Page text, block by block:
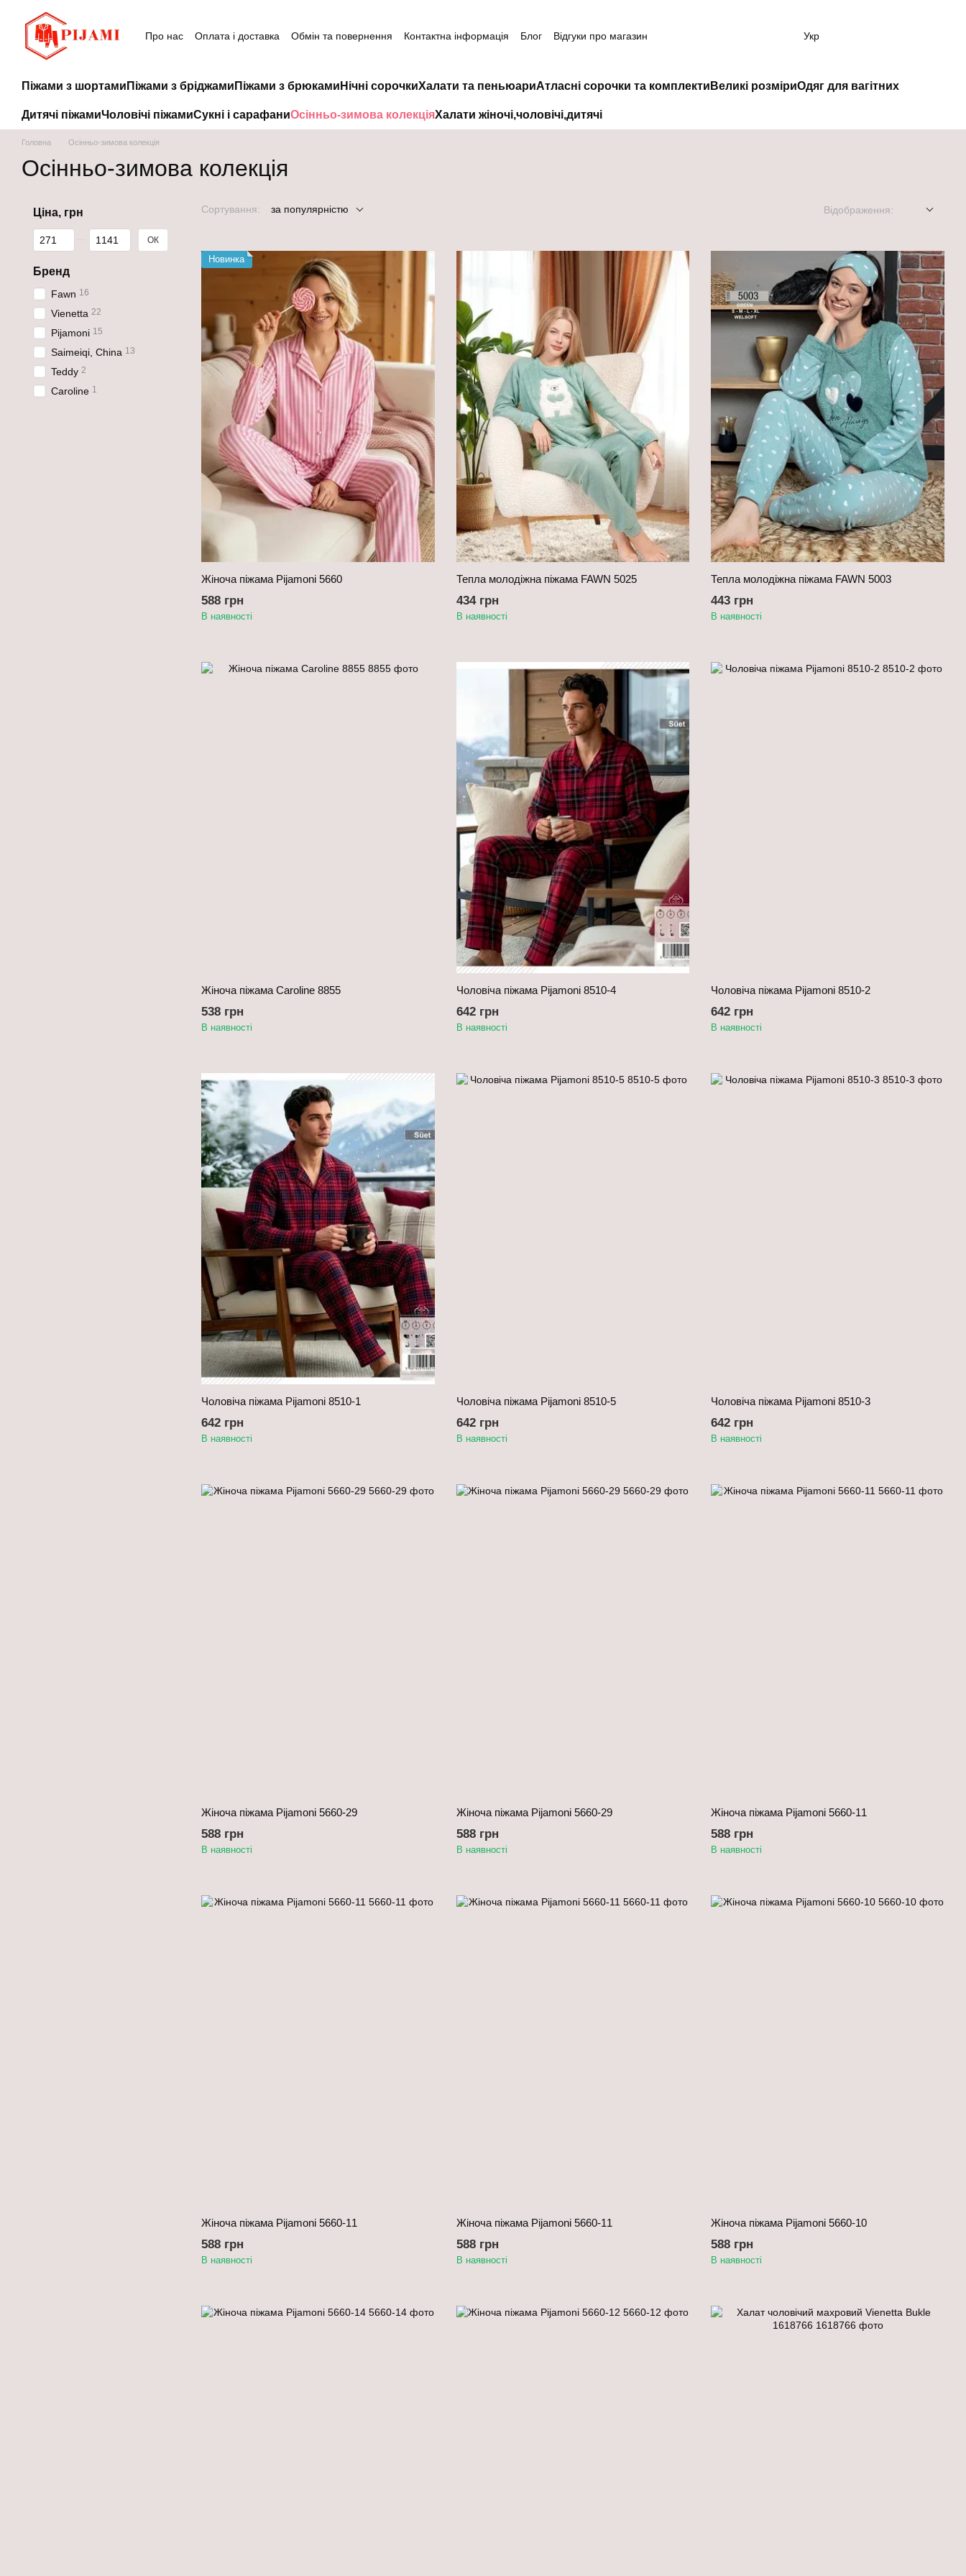
Перейти до основного контенту
Про нас Оплата і доставка Обмін та повернення Контактна інформація Блог Відгуки про магазин Укр
Піжами з шортами Піжами з бріджами Піжами з брюками Нічні сорочкиХалати та пеньюариАтласні сорочки та комплекти Великі розміриОдяг для вагітних
Дитячі піжамиЧоловічі піжамиСукні і сарафаниОсінньо-зимова колекціяХалати жіночі,чоловічі,дитячі
Головна Осінньо-зимова колекція
Осінньо-зимова колекція
Сортування: за популярністю Відображення:
Новинка
Жіноча піжама Pijamoni 5660
588 грн
В наявності
Тепла молодіжна піжама FAWN 5025
434 грн
В наявності
Тепла молодіжна піжама FAWN 5003
443 грн
В наявності
Жіноча піжама Caroline 8855
538 грн
В наявності
Чоловіча піжама Pijamoni 8510-4
642 грн
В наявності
Чоловіча піжама Pijamoni 8510-2
642 грн
В наявності
Чоловіча піжама Pijamoni 8510-1
642 грн
В наявності
Чоловіча піжама Pijamoni 8510-5
642 грн
В наявності
Чоловіча піжама Pijamoni 8510-3
642 грн
В наявності
Жіноча піжама Pijamoni 5660-29
588 грн
В наявності
Жіноча піжама Pijamoni 5660-29
588 грн
В наявності
Жіноча піжама Pijamoni 5660-11
588 грн
В наявності
Жіноча піжама Pijamoni 5660-11
588 грн
В наявності
Жіноча піжама Pijamoni 5660-11
588 грн
В наявності
Жіноча піжама Pijamoni 5660-10
588 грн
В наявності
Ціна, грн
Від Ціна, грн
До Ціна, грн ОК
Бренд
Fawn 16
Vienetta 22
Pijamoni 15
Saimeiqi, China 13
Teddy 2
Caroline 1